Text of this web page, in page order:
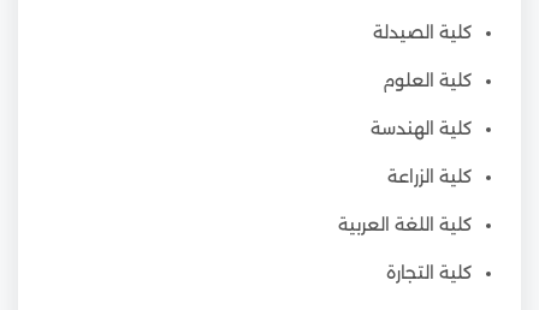
كلية الصيدلة
كلية العلوم
كلية الهندسة
كلية الزراعة
كلية اللغة العربية
كلية التجارة